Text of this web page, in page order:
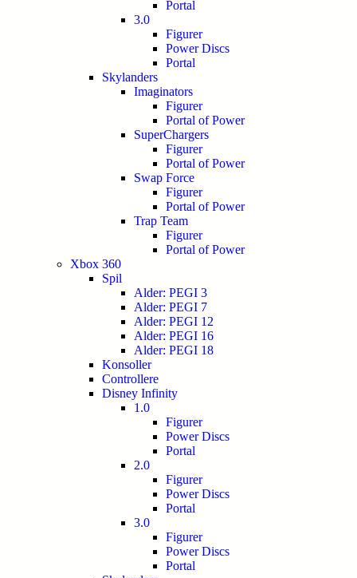
Portal
3.0
Figurer
Power Discs
Portal
Skylanders
Imaginators
Figurer
Portal of Power
SuperChargers
Figurer
Portal of Power
Swap Force
Figurer
Portal of Power
Trap Team
Figurer
Portal of Power
Xbox 360
Spil
Alder: PEGI 3
Alder: PEGI 7
Alder: PEGI 12
Alder: PEGI 16
Alder: PEGI 18
Konsoller
Controllere
Disney Infinity
1.0
Figurer
Power Discs
Portal
2.0
Figurer
Power Discs
Portal
3.0
Figurer
Power Discs
Portal